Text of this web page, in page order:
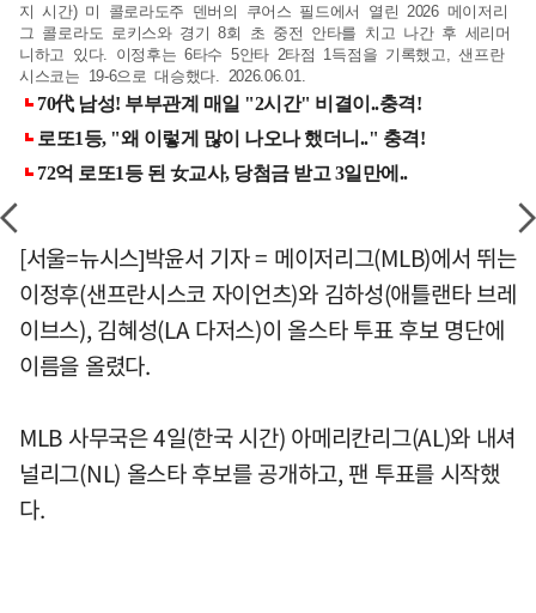
지 시간) 미 콜로라도주 덴버의 쿠어스 필드에서 열린 2026 메이저리
그 콜로라도 로키스와 경기 8회 초 중전 안타를 치고 나간 후 세리머
니하고 있다. 이정후는 6타수 5안타 2타점 1득점을 기록했고, 샌프란
시스코는 19-6으로 대승했다. 2026.06.01.
[서울=뉴시스]박윤서 기자 = 메이저리그(MLB)에서 뛰는
이정후(샌프란시스코 자이언츠)와 김하성(애틀랜타 브레
이브스), 김혜성(LA 다저스)이 올스타 투표 후보 명단에
이름을 올렸다.
MLB 사무국은 4일(한국 시간) 아메리칸리그(AL)와 내셔
널리그(NL) 올스타 후보를 공개하고, 팬 투표를 시작했
다.